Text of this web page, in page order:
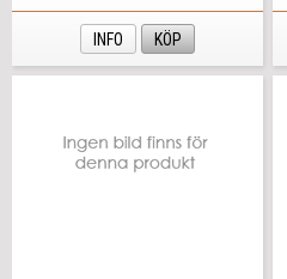
INFO KÖP